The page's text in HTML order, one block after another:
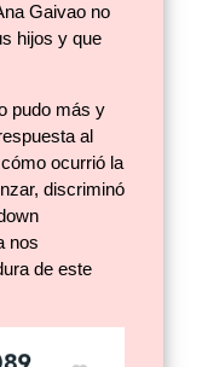
Gaivao no
hijos y que
pudo más y
al
ocurrió la
discriminó
nos
de este